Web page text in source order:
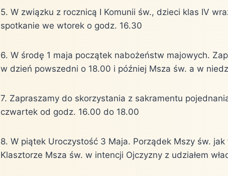
5. W związku z rocznicą I Komunii św., dzieci klas IV
spotkanie we wtorek o godz. 16.30
6. W środę 1 maja początek nabożeństw majowych.
w dzień powszedni o 18.00 i później Msza św. a w
7. Zapraszamy do skorzystania z sakramentu
czwartek od godz. 16.00 do 18.00
8. W piątek Uroczystość 3 Maja. Porządek Mszy św.
Klasztorze Msza św. w intencji Ojczyzny z udziałem